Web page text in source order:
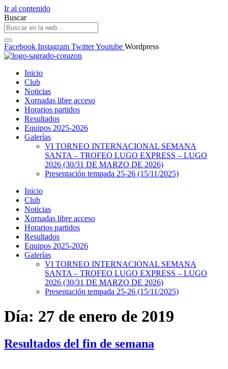
Ir al contenido
Buscar
Facebook Instagram TwitterYoutube Wordpress
Inicio
Club
Noticias
Xornadas libre acceso
Horarios partidos
Resultados
Equipos 2025-2026
Galerías
VI TORNEO INTERNACIONAL SEMANA
SANTA – TROFEO LUGO EXPRESS – LUGO
2026 (30/31 DE MARZO DE 2026)
Presentación tempada 25-26 (15/11/2025)
Inicio
Club
Noticias
Xornadas libre acceso
Horarios partidos
Resultados
Equipos 2025-2026
Galerías
VI TORNEO INTERNACIONAL SEMANA
SANTA – TROFEO LUGO EXPRESS – LUGO
2026 (30/31 DE MARZO DE 2026)
Presentación tempada 25-26 (15/11/2025)
Día: 27 de enero de 2019
Resultados del fin de semana